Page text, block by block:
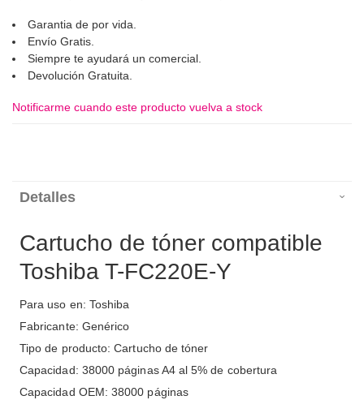
Garantia de por vida.
Envío Gratis.
Siempre te ayudará un comercial.
Devolución Gratuita.
Notificarme cuando este producto vuelva a stock
Detalles
Cartucho de tóner compatible
Toshiba T-FC220E-Y
Para uso en: Toshiba
Fabricante: Genérico
Tipo de producto: Cartucho de tóner
Capacidad: 38000 páginas A4 al 5% de cobertura
Capacidad OEM: 38000 páginas